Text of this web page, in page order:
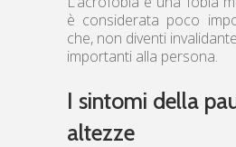
è considerata poco
che, non diventi
importanti alla persona.
I sintomi della
altezze